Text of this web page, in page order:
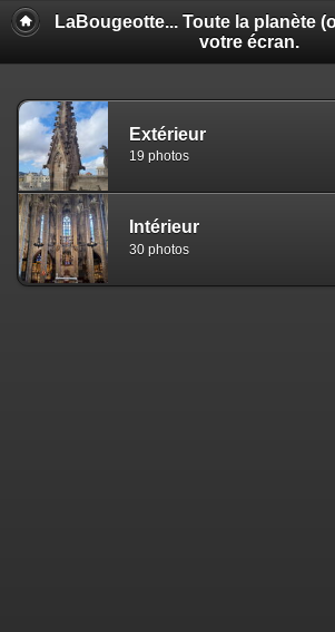
LaBougeotte... Toute la planète
votre écran.
Extérieur
19 photos
Intérieur
30 photos